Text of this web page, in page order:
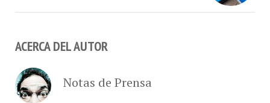
ACERCA DEL AUTOR
Notas de Prensa